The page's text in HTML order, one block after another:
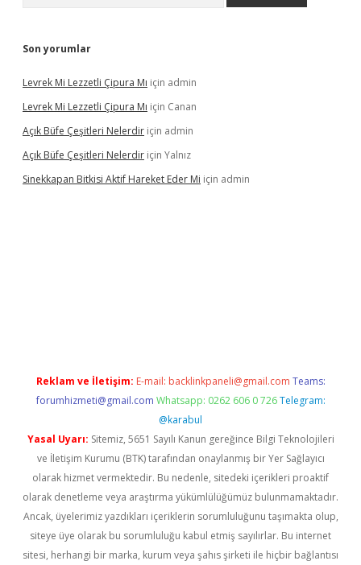
Son yorumlar
Levrek Mi Lezzetli Çipura Mı için admin
Levrek Mi Lezzetli Çipura Mı için Canan
Açık Büfe Çeşitleri Nelerdir için admin
Açık Büfe Çeşitleri Nelerdir için Yalnız
Sinekkapan Bitkisi Aktif Hareket Eder Mi için admin
Reklam ve İletişim: E-mail: backlinkpaneli@gmail.com Teams:
forumhizmeti@gmail.com Whatsapp: 0262 606 0 726 Telegram:
@karabul
Yasal Uyarı: Sitemiz, 5651 Sayılı Kanun gereğince Bilgi Teknolojileri
ve İletişim Kurumu (BTK) tarafından onaylanmış bir Yer Sağlayıcı
olarak hizmet vermektedir. Bu nedenle, sitedeki içerikleri proaktif
olarak denetleme veya araştırma yükümlülüğümüz bulunmamaktadır.
Ancak, üyelerimiz yazdıkları içeriklerin sorumluluğunu taşımakta olup,
siteye üye olarak bu sorumluluğu kabul etmiş sayılırlar. Bu internet
sitesi, herhangi bir marka, kurum veya şahıs şirketi ile hiçbir bağlantısı